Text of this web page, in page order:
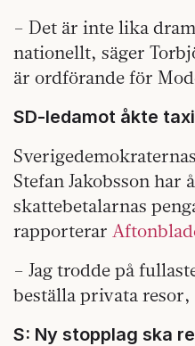
– Det är inte lika
nationellt, säger
är ordförande för
SD-ledamot åkte
Stefan Jakobsson
skattebetalarnas
rapporterar
– Jag trodde på
beställa privata resor,
S: Ny stopplag ska